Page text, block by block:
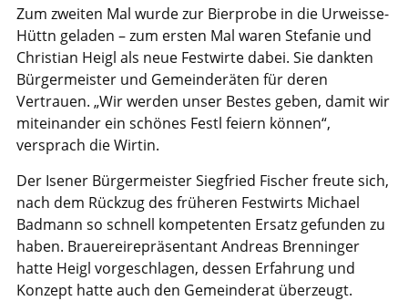
Zum zweiten Mal wurde zur Bierprobe in die Urweisse-
Hüttn geladen – zum ersten Mal waren Stefanie und
Christian Heigl als neue Festwirte dabei. Sie dankten
Bürgermeister und Gemeinderäten für deren
Vertrauen. „Wir werden unser Bestes geben, damit wir
miteinander ein schönes Festl feiern können“,
versprach die Wirtin.
Der Isener Bürgermeister Siegfried Fischer freute sich,
nach dem Rückzug des früheren Festwirts Michael
Badmann so schnell kompetenten Ersatz gefunden zu
haben. Brauereirepräsentant Andreas Brenninger
hatte Heigl vorgeschlagen, dessen Erfahrung und
Konzept hatte auch den Gemeinderat überzeugt.